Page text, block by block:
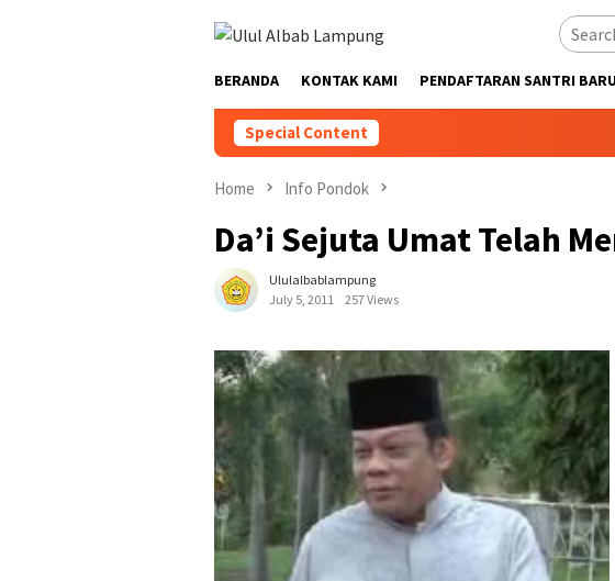
BERANDA KONTAK KAMI PENDAFTARAN SANTRI
Special Content
Home Info Pondok
Da’i Sejuta Umat Telah
Ululalbablampung
July 5, 2011
257 Views